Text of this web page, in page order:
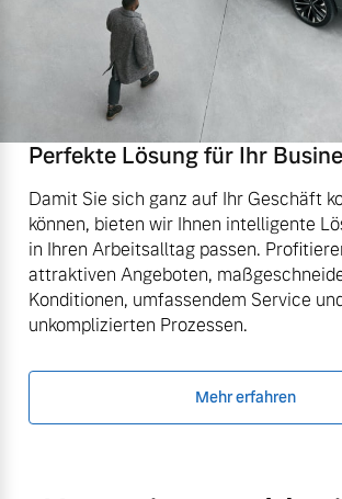
Perfekte Lösung für Ihr
Damit Sie sich ganz auf Ihr Geschäft
können, bieten wir Ihnen intelligente
in Ihren Arbeitsalltag passen.
attraktiven Angeboten,
Konditionen, umfassendem Service
unkomplizierten Prozessen.
Mehr erfahren